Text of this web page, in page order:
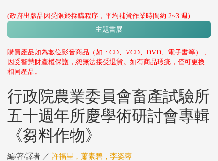
(政府出版品因受限於採購程序，平均補貨作業時間約 2~3 週)
主題書展
購買產品如為數位影音商品（如：CD、VCD、DVD、電子書等），
因受智慧財產權保護，恕無法接受退貨。如有商品瑕疵，僅可更換
相同產品。
行政院農業委員會畜產試驗所
五十週年所慶學術研討會專輯
《芻料作物》
編/著/譯者 ／ 許福星，蕭素碧，李姿蓉